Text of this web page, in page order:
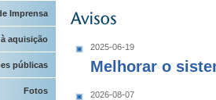
Imprensa
aquisição
públicas
Fotos
2025-06-19
Melhorar o
2026-08-07